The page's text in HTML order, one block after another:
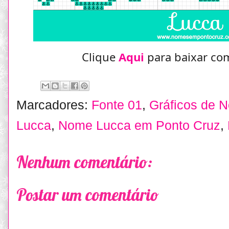
Clique Aqui para baixar
Marcadores: Fonte 01, Gráficos de
Lucca, Nome Lucca em Ponto Cruz,
Nenhum comentário:
Postar um comentário